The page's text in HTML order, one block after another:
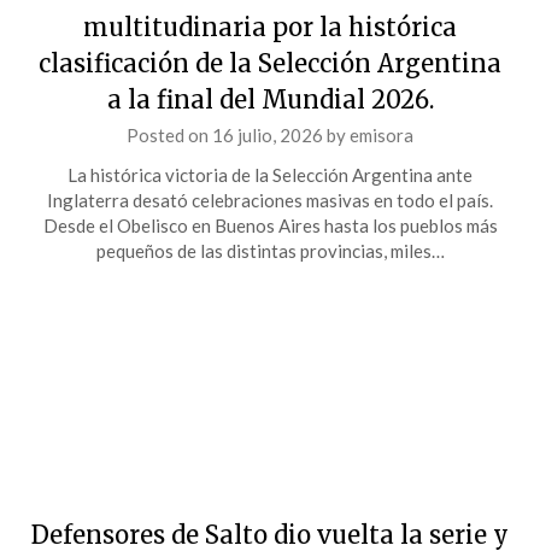
multitudinaria por la histórica
clasificación de la Selección Argentina
a la final del Mundial 2026.
Posted on 16 julio, 2026 byemisora
La histórica victoria de la Selección Argentina ante
Inglaterra desató celebraciones masivas en todo el país.
Desde el Obelisco en Buenos Aires hasta los pueblos más
pequeños de las distintas provincias, miles…
Defensores de Salto dio vuelta la serie y